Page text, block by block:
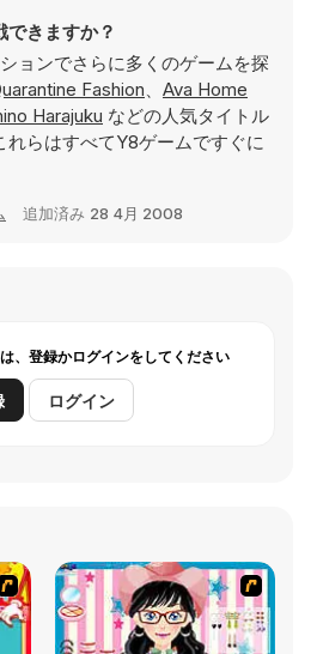
できますか？
ョンでさらに多くのゲームを探
Fashion、 Ava Home
Harajuku などの人気タイトル
れらはすべてY8ゲームですぐに
追加済み 28 4月 2008
、登録かログインをしてください
ログイン